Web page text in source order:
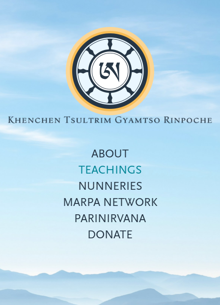
Top
menu
ABOUT
TEACHINGS
NUNNERIES
MARPA NETWORK
PARINIRVANA
DONATE